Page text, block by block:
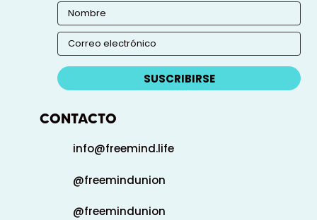
SUSCRIBIRSE
CONTACTO
info@freemind.life
@freemindunion
@freemindunion